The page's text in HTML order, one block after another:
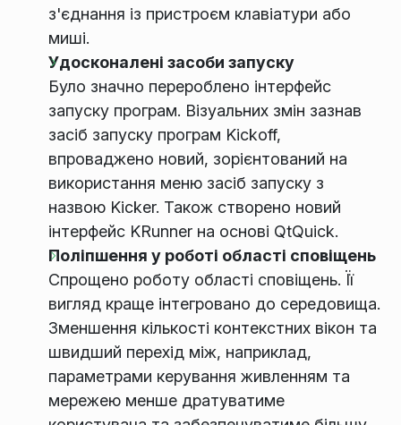
з'єднання із пристроєм клавіатури або
миші.
Удосконалені засоби запуску
Було значно перероблено інтерфейс
запуску програм. Візуальних змін зазнав
засіб запуску програм Kickoff,
впроваджено новий, зорієнтований на
використання меню засіб запуску з
назвою Kicker. Також створено новий
інтерфейс KRunner на основі QtQuick.
Поліпшення у роботі області сповіщень
Спрощено роботу області сповіщень. Її
вигляд краще інтегровано до середовища.
Зменшення кількості контекстних вікон та
швидший перехід між, наприклад,
параметрами керування живленням та
мережею менше дратуватиме